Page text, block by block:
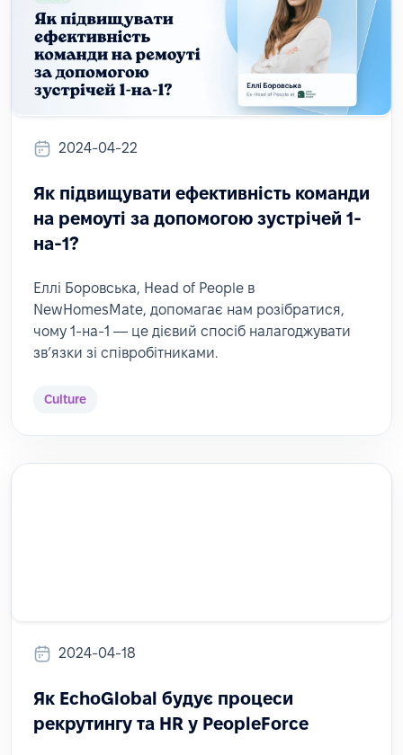
2024-04-22
Як підвищувати ефективність команди
на ремоуті за допомогою зустрічей 1-
на-1?
Еллі Боровська, Head of People в
NewHomesMate, допомагає нам розібратися,
чому 1-на-1 — це дієвий спосіб налагоджувати
звʼязки зі співробітниками.
Culture
2024-04-18
Як EchoGlobal будує процеси
рекрутингу та HR у PeopleForce